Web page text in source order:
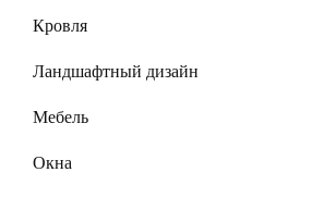
Кровля
Ландшафтный дизайн
Мебель
Окна